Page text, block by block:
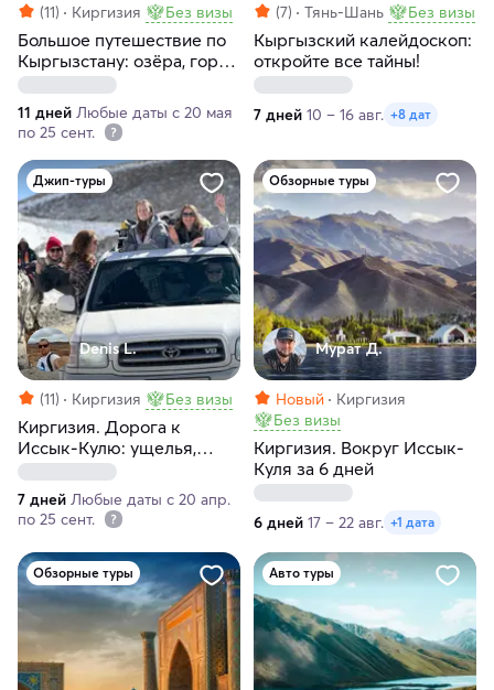
(11) Киргизия Без визы
Большое путешествие по
Кыргызстану: озёра, горы
и кочевая жизнь
11 дней Любые даты с 20 мая
по 25 сент.
(7) Тянь-Шань Без визы
Кыргызский калейдоскоп:
откройте все тайны!
7 дней 10 – 16 авг. +8 дат
Джип-туры
Denis L.
(11) Киргизия Без визы
Киргизия. Дорога к
Иссык-Кулю: ущелья,
вершины, традиции
7 дней Любые даты с 20 апр.
по 25 сент.
Обзорные туры
Мурат Д.
Новый
Киргизия
Без визы
Киргизия. Вокруг Иссык-
Куля за 6 дней
6 дней 17 – 22 авг. +1 дата
Обзорные туры Авто туры